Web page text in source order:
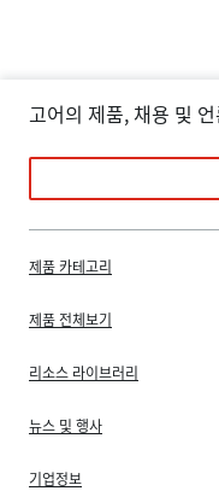
고어의 제품, 채용 및
제품 카테고리
제품 전체보기
리소스 라이브러리
뉴스 및 행사
기업정보